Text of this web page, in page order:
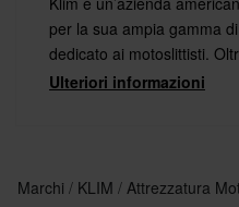
per la sua ampia gamma
dedicato ai motoslittisti.
ricca selezione di
Ulteriori informazioni
Marchi KLIM Attrezzatura